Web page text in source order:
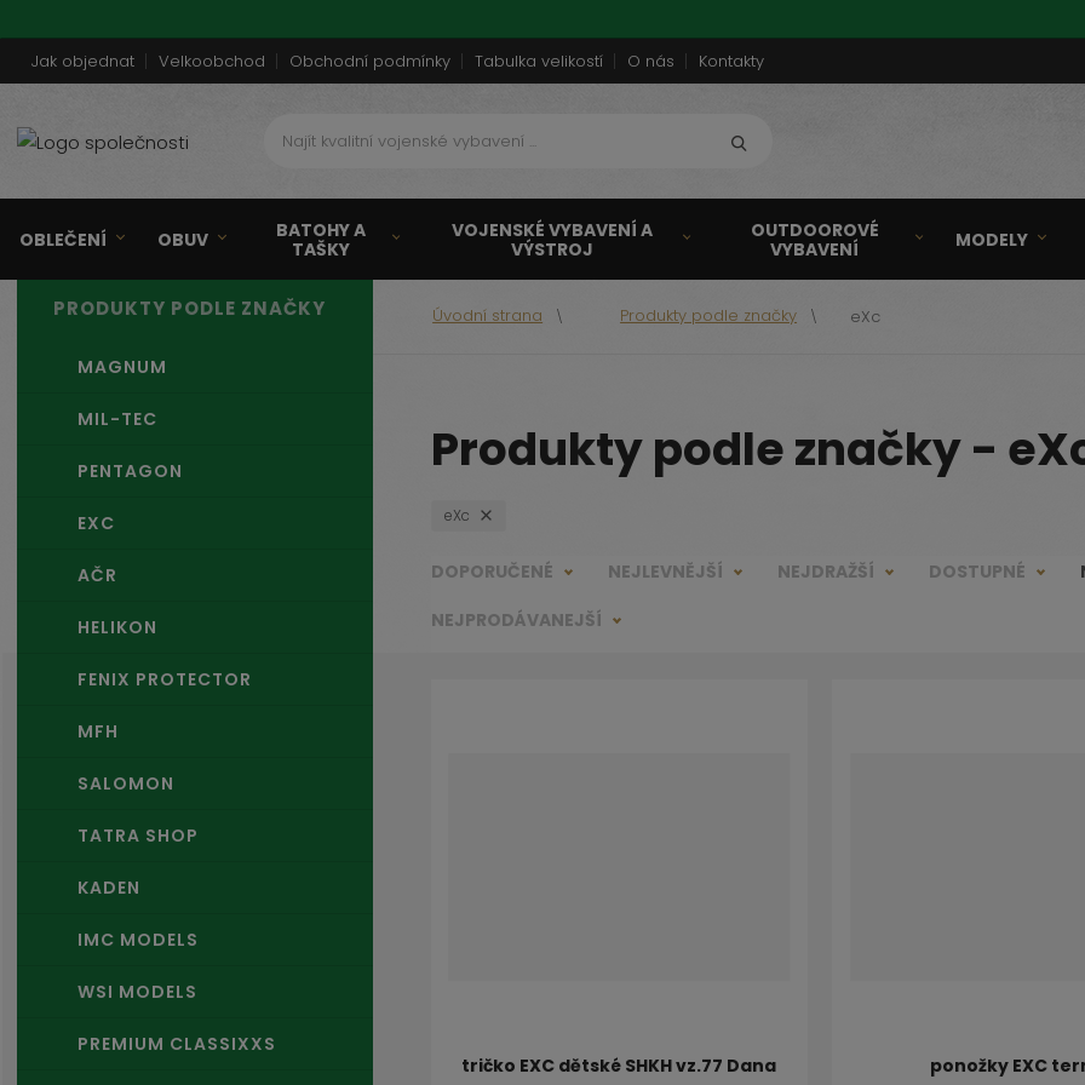
Jak objednat Velkoobchod Obchodní podmínky Tabulka velikostí O nás Kontakty
í
v
a
OBLEČENÍ OBUV
BATOHY A
TAŠKY
VOJENSKÉ VYBAVENÍ A
VÝSTROJ
OUTDOOROVÉ
VYBAVENÍ
MODELY
Úvodní strana Produkty podle značky eXc
Produkty podle značky -
eXc
DOPORUČENÉ NEJLEVNĚJŠÍ NEJDRAŽŠÍ DOSTUPNÉ
NEJPRODÁVANEJŠÍ
tričko EXC dětské SHKH vz.77 Dana ponožky EXC
PRODUKTY PODLE ZNAČKY
MAGNUM
MIL-TEC
PENTAGON
EXC
AČR
HELIKON
FENIX PROTECTOR
MFH
SALOMON
TATRA SHOP
KADEN
IMC MODELS
WSI MODELS
PREMIUM CLASSIXXS